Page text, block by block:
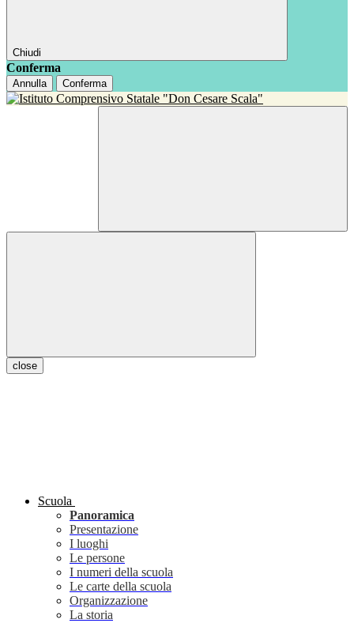
Chiudi
Conferma
Annulla Conferma
close
Scuola
Panoramica
Presentazione
I luoghi
Le persone
I numeri della scuola
Le carte della scuola
Organizzazione
La storia